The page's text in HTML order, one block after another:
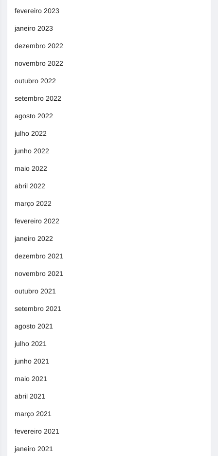
fevereiro 2023
janeiro 2023
dezembro 2022
novembro 2022
outubro 2022
setembro 2022
agosto 2022
julho 2022
junho 2022
maio 2022
abril 2022
março 2022
fevereiro 2022
janeiro 2022
dezembro 2021
novembro 2021
outubro 2021
setembro 2021
agosto 2021
julho 2021
junho 2021
maio 2021
abril 2021
março 2021
fevereiro 2021
janeiro 2021